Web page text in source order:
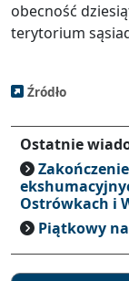
obecność
terytorium
Źródło
Ostatnie
Ostrówkach i
Piątkowy